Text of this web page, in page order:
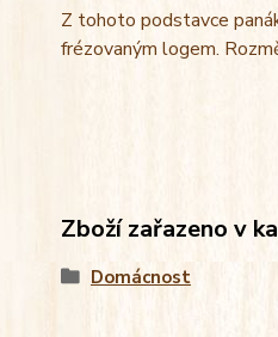
Z tohoto podstavce
frézovaným logem.
Zboží zařazeno v
Domácnost